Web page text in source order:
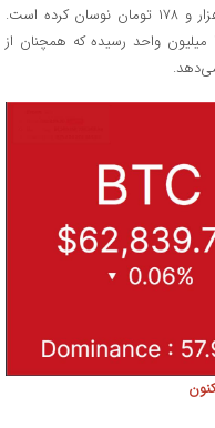
بین کف ۱۷۳ هزار و ۵۰۰ تومان و سقف ۱۷۵ هزار و ۱۷۸ تومان نوسان کرده است.
معاملات ۲۴ ساعته تتر نیز به حدود ۳.۹۹ میلیون واحد رسیده که همچنان از